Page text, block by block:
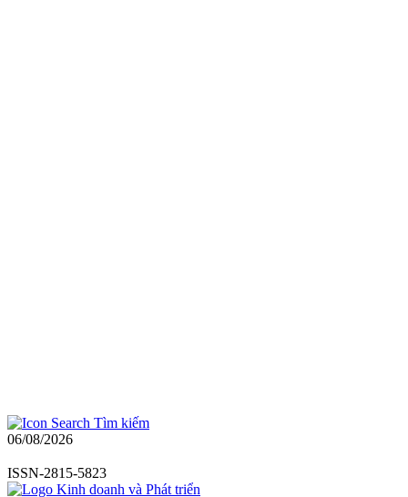
Tìm kiếm
06/08/2026
ISSN-2815-5823